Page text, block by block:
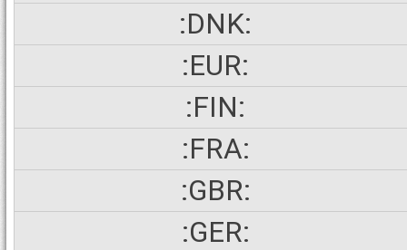
:DNK:
:EUR:
:FIN:
:FRA:
:GBR:
:GER: